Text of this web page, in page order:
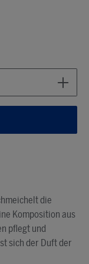
Wert ein
die
Komposition aus
pflegt und
sich der Duft der